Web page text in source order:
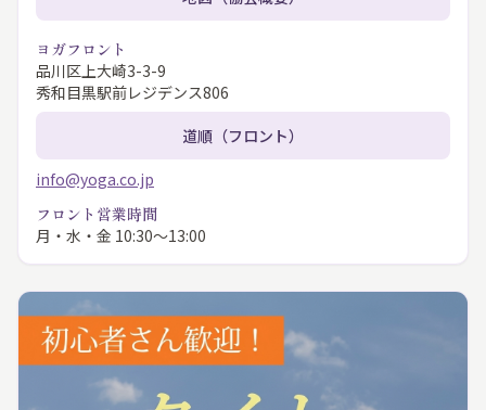
ヨガフロント
品川区上大崎3-3-9
秀和目黒駅前レジデンス806
道順（フロント）
info@yoga.co.jp
フロント営業時間
月・水・金 10:30〜13:00